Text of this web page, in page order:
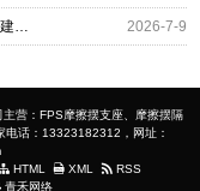
建筑抗拔减震支座厂家 建筑工程隔震支座厂家电话 建筑高阻尼变刚度支座生产厂家 2026-7-9
营：FPS摩擦摆支座、摩擦摆隔
电话：13323182312，网址：
HTML XML
RSS
青禾网络